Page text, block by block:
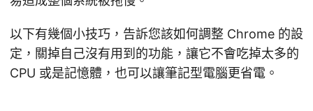
以下有幾個小技巧，告訴您該如何調整 Chrome 的設
定，關掉自己沒有用到的功能，讓它不會吃掉太多的
CPU 或是記憶體，也可以讓筆記型電腦更省電。